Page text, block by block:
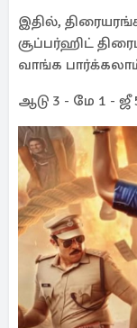
இதில்,
சூப்பர்ஹிட்
வாங்க
ஆடு 3 - மே 1 - ஜீ